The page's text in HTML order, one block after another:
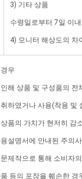
3) 기타 상품
수령일로부터 7일 이
4) 모니터 해상도의 차
우
해 상품 및 구성품의
하였거나 사용(착용 및
품의 가치가 현저히 감
설명서에 안내된 주의
제작으로 통해 소비자
등의 포장을 훼손한 경